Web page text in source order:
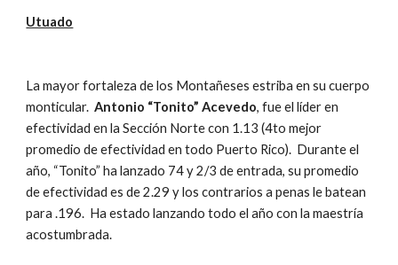
Utuado
La mayor fortaleza de los Montañeses estriba en su cuerpo
monticular. Antonio “Tonito” Acevedo, fue el líder en
efectividad en la Sección Norte con 1.13 (4to mejor
promedio de efectividad en todo Puerto Rico).  Durante el
año, “Tonito” ha lanzado 74 y 2/3 de entrada, su promedio
de efectividad es de 2.29 y los contrarios a penas le batean
para .196.  Ha estado lanzando todo el año con la maestría
acostumbrada.